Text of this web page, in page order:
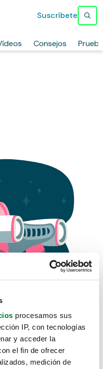
procesamos sus
IP, con tecnologías
y acceder la
el fin de ofrecer
medición de
Consejos
Suscríbete
como
aquí.